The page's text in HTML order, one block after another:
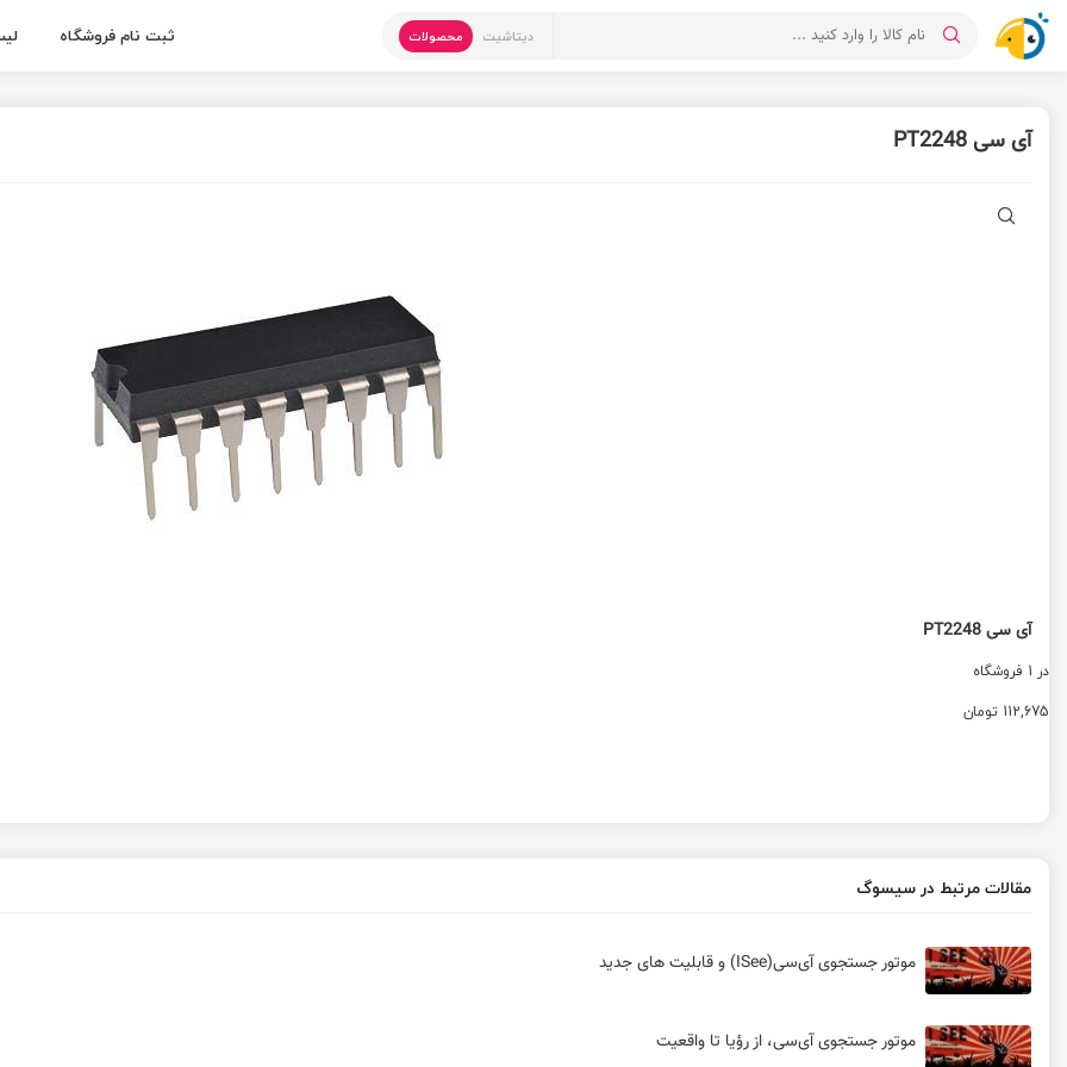
دیتاشیت محصولات ثبت نام فروشگاه
آی سی PT2248
آی سی PT2248
در 1 فروشگاه
112,675 تومان
مقالات مرتبط در سیسوگ
موتور جستجوی آی‌سی(ISee) و قابلیت های جدید
موتور جستجوی آی‌سی، از رؤیا تا واقعیت